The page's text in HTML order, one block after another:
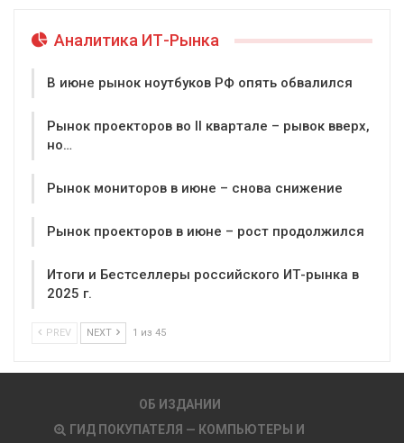
Аналитика ИТ-Рынка
В июне рынок ноутбуков РФ опять обвалился
Рынок проекторов во II квартале – рывок вверх,
но…
Рынок мониторов в июне – снова снижение
Рынок проекторов в июне – рост продолжился
Итоги и Бестселлеры российского ИТ-рынка в
2025 г.
PREV NEXT 1 из 45
ОБ ИЗДАНИИ
ГИД ПОКУПАТЕЛЯ — КОМПЬЮТЕРЫ И